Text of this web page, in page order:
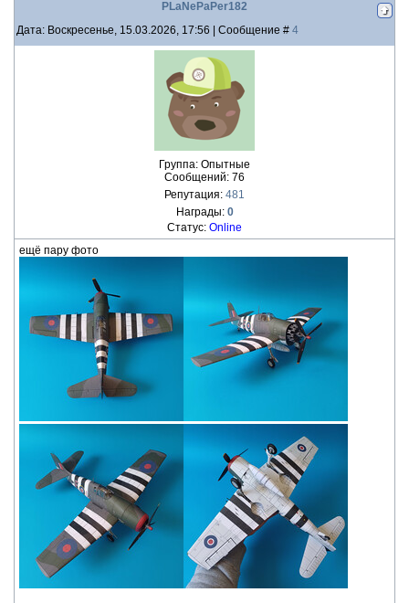
PLaNePaPer182
Дата: Воскресенье, 15.03.2026, 17:56 | Сообщение # 4
Группа: Опытные
Сообщений: 76
Репутация: 481
Награды: 0
Статус: Online
ещё пару фото